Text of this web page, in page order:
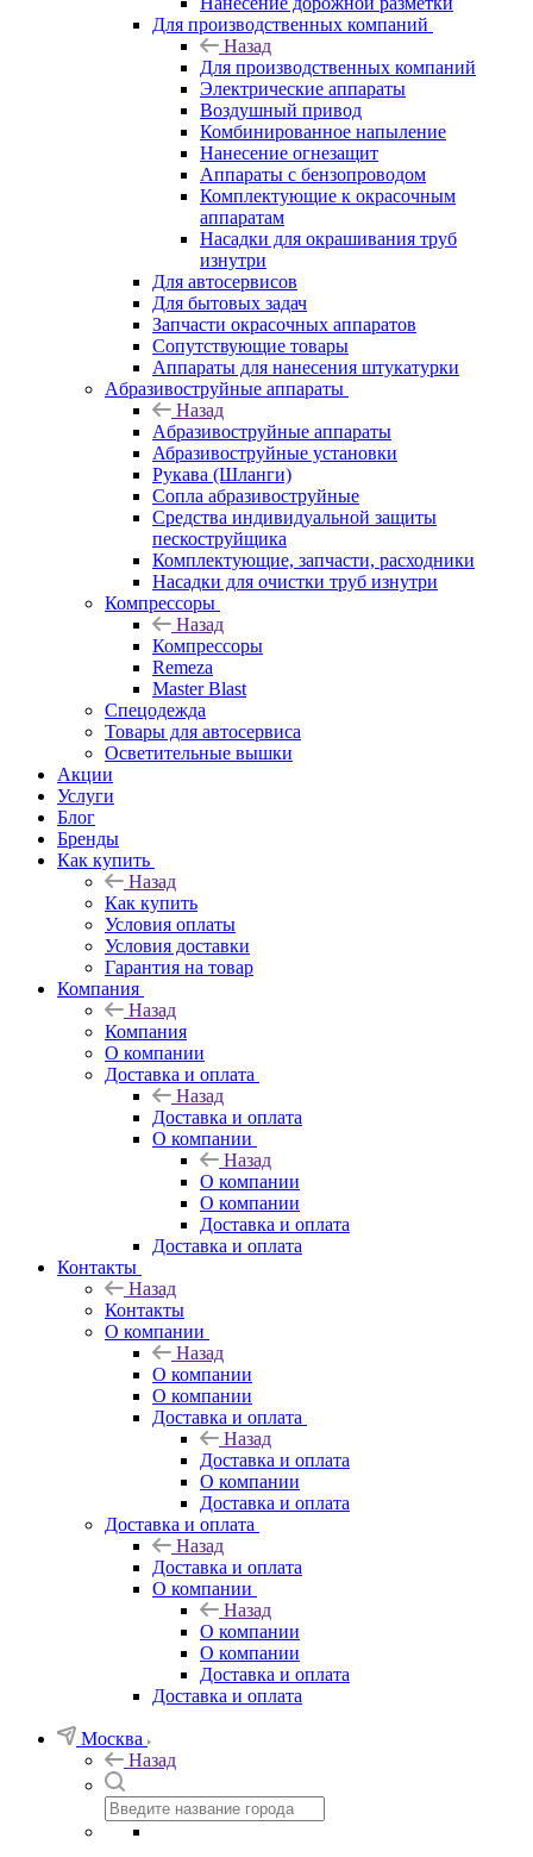
Для производственных компаний
Назад
Для производственных компаний
Электрические аппараты
Воздушный привод
Комбинированное напыление
Нанесение огнезащит
Аппараты с бензопроводом
Комплектующие к окрасочным
аппаратам
Насадки для окрашивания труб
изнутри
Для автосервисов
Для бытовых задач
Запчасти окрасочных аппаратов
Сопутствующие товары
Аппараты для нанесения штукатурки
Aбразивоструйные аппараты
Назад
Aбразивоструйные аппараты
Абразивоструйные установки
Рукава (Шланги)
Сопла абразивоструйные
Средства индивидуальной защиты
пескоструйщика
Комплектующие, запчасти, расходники
Насадки для очистки труб изнутри
Компрессоры
Назад
Компрессоры
Remeza
Master Blast
Спецодежда
Товары для автосервиса
Осветительные вышки
Акции
Услуги
Блог
Бренды
Как купить
Назад
Как купить
Условия оплаты
Условия доставки
Гарантия на товар
Компания
Назад
Компания
О компании
Доставка и оплата
Назад
Доставка и оплата
О компании
Назад
О компании
О компании
Доставка и оплата
Доставка и оплата
Контакты
Назад
Контакты
О компании
Назад
О компании
О компании
Доставка и оплата
Назад
Доставка и оплата
О компании
Доставка и оплата
Доставка и оплата
Назад
Доставка и оплата
О компании
Назад
О компании
О компании
Доставка и оплата
Доставка и оплата
Москва
Назад